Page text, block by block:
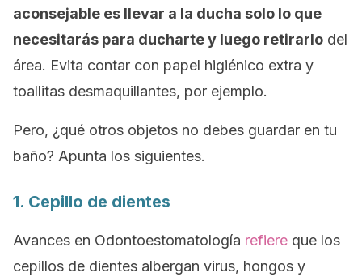
aconsejable es llevar a la ducha solo lo que
necesitarás para ducharte y luego retirarlo del
área. Evita contar con papel higiénico extra y
toallitas desmaquillantes, por ejemplo.
Pero, ¿qué otros objetos no debes guardar en tu
baño? Apunta los siguientes.
1. Cepillo de dientes
Avances en Odontoestomatología refiere que los
cepillos de dientes albergan virus, hongos y